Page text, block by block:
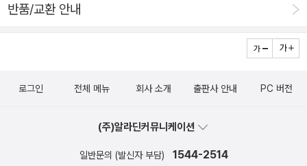
협)’로 모든 일을 풀어가는 얼거리일 뿐이다. 재갈이나 차꼬를 물
필·심의필 가위질’을 선보이면서 잘못값(제제금·과징금·벌금)을
뭐가 잘못이냐?” 하고 말하는 분은 참으로 가위질에 휘둘리는 셈
해 동안 눈물로 지새운 분이 수두룩하다. 우리 스스로도 나라가
휘두르는 몽둥이와 주먹질에 호되게 시달렸다. 굴레(일제강점기·
야기를 이렇게 사랑씨앗으로 품고 풀어내는 책이 널리 읽히기를
바란다. 겉훑기로 슬그머니 짚는 시늉을 하다가 돈벌이로 기울고
마는 잘난책(베스트셀러)이 아닌, 속보기로 느긋하게 어깨동무하
읽히면서 서로서로 생각꽃을 피우기를 빈다. “잘못하거나 제대로
많다. 우리는 이제부터 “잘하거나 제대로 살림하며 사랑씨앗을
심는 수수한 어버이”가 쓴 책을 읽고 나누면서, 오늘 이곳에서 우
반품/교환 안내
로그인 전체 메뉴 회사 소개 출판사 안내 PC 버전
(주)알라딘커뮤니케이션
일반문의 (발신자 부담) 1544-2514